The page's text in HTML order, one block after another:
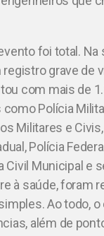
foi total. Na
grave de
com mais de
Polícia
Militares e
Polícia
Civil Municipal e
à saúde, foram
Ao todo,
além de